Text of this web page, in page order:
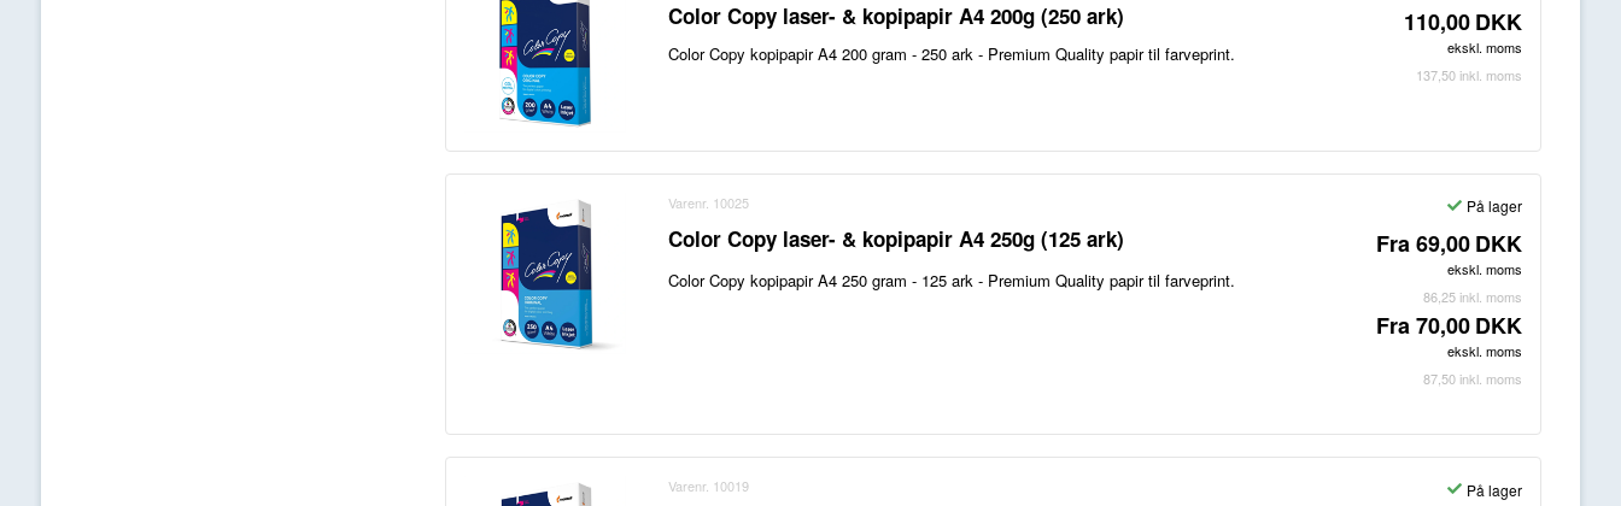
Color Copy laser- & kopipapir A4 200g (250 ark)
Color Copy kopipapir A4 200 gram - 250 ark - Premium Quality papir til farveprint.
110,00 DKK
ekskl. moms
137,50 inkl. moms
Varenr. 10025
Color Copy laser- & kopipapir A4 250g (125 ark)
Color Copy kopipapir A4 250 gram - 125 ark - Premium Quality papir til farveprint.
På lager
Fra69,00 DKK
ekskl. moms
86,25 inkl. moms
Fra70,00 DKK
ekskl. moms
87,50 inkl. moms
Varenr. 10019 På lager